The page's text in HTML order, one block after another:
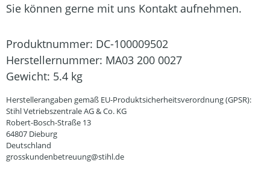
Sie können gerne mit uns Kontakt aufnehmen.
Produktnummer: DC-100009502
Herstellernummer: MA03 200 0027
Gewicht: 5.4 kg
Herstellerangaben gemäß EU-Produktsicherheitsverordnung (GPSR):
Stihl Vetriebszentrale AG & Co. KG
Robert-Bosch-Straße 13
64807 Dieburg
Deutschland
grosskundenbetreuung@stihl.de